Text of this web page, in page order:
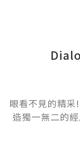
眼看不見的精采
造獨一無二的